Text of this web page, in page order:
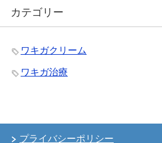
カテゴリー
ワキガクリーム
ワキガ治療
プライバシーポリシー